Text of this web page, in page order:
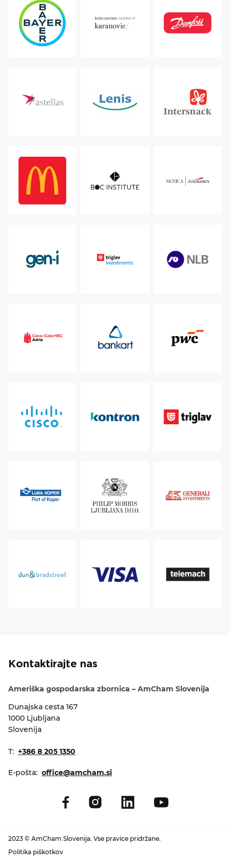
Kontaktirajte nas
Ameriška gospodarska zbornica – AmCham Slovenija
Dunajska cesta 167
1000 Ljubljana
Slovenija
T: +386 8 205 1350
E-pošta: office@amcham.si
2023 © AmCham Slovenija. Vse pravice pridržane.
Politika piškotkov